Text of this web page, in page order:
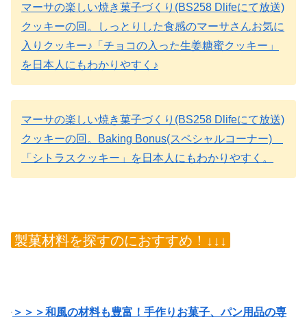
マーサの楽しい焼き菓子づくり(BS258 Dlifeにて放送)
クッキーの回。しっとりした食感のマーサさんお気に
入りクッキー♪「チョコの入った生姜糖蜜クッキー」
を日本人にもわかりやすく♪
マーサの楽しい焼き菓子づくり(BS258 Dlifeにて放送)
クッキーの回。Baking Bonus(スペシャルコーナー)
「シトラスクッキー」を日本人にもわかりやすく。
製菓材料を探すのにおすすめ！↓↓↓
＞＞＞和風の材料も豊富！手作りお菓子、パン用品の専